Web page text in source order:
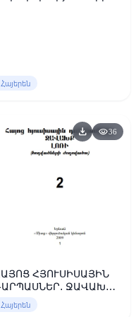
Հայերեն
download visibility36
ՀՅՈՒՍԻՍԱՅԻՆ
ՋԱՎԱԽՔ,
ԼՈՌԻ.2-Վահե Սարգսյան
Հայերեն